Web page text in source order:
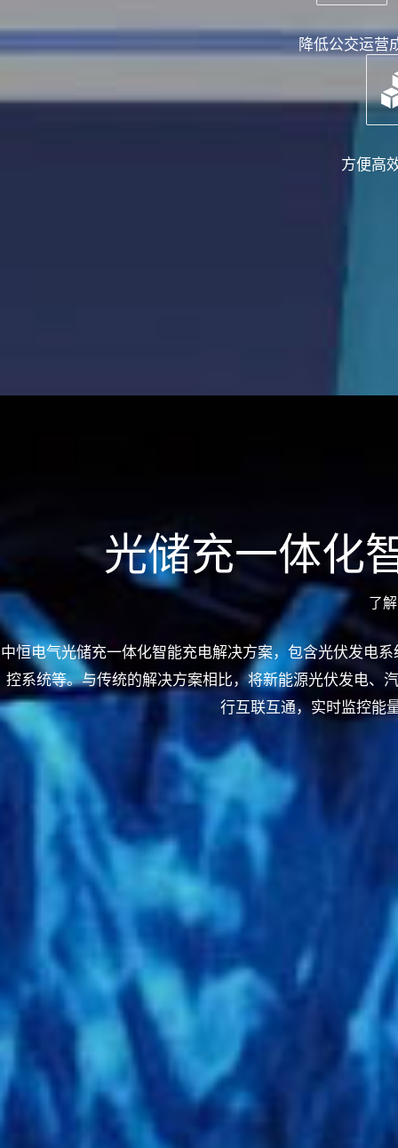
降低公交运营
方便高
光储充一体化
了
中恒电气光储充一体化智能充电解决方案，包含光伏发电
控系统等。与传统的解决方案相比，将新能源光伏发电、
行互联互通，实时监控能